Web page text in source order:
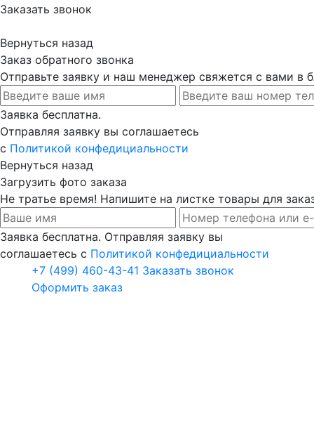
Заказать звонок
Вернуться назад
Заказ обратного звонка
Отправьте заявку и наш менеджер свяжется с вами в
Заявка бесплатна.
Отправляя заявку вы соглашаетесь
с Политикой конфедициальности
Вернуться назад
Загрузить фото заказа
Не тратье время! Напишите на листке товары для
Заявка бесплатна. Отправляя заявку вы
соглашаетесь с Политикой конфедициальности
+7 (499) 460-43-41 Заказать звонок
Оформить заказ